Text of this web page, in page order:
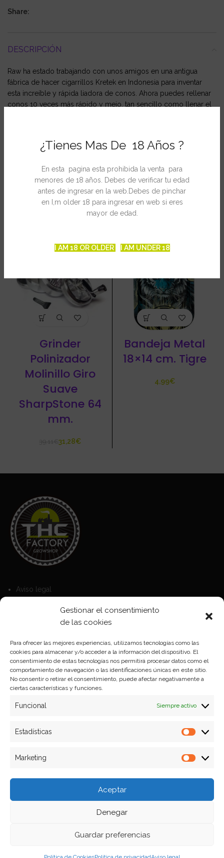
¿Tienes Mas De 18 Años ?
En esta pagina esta prohibida la venta para
menores de 18 años. Debes de verificar tu edad
antes de ingresar en la web.Debes de pinchar
en I,m older 18 para ingresar en web si eres
mayor de edad.
I AM 18 OR OLDER I AM UNDER 18
Gestionar el consentimiento
de las cookies
Para ofrecer las mejores experiencias, utilizamos tecnologías como las
cookies para almacenar y/o acceder a la información del dispositivo. El
consentimiento de estas tecnologías nos permitirá procesar datos como el
comportamiento de navegación o las identificaciones únicas en este sitio.
No consentir o retirar el consentimiento, puede afectar negativamente a
ciertas características y funciones.
Funcional Siempre activo
Estadísticas
Marketing
Aceptar
Denegar
Guardar preferencias
Share:
DESCRIPCIÓN
Raw ha estado trabajando con unos amigos en una antigua
fábrica de hacer cigarrillos Kretek en Indonesia para inventar
esta increíble y rápida liadora de conos. Ahora puedes rellenar
conos 10 veces más rápido y mejo, tan sencillo como llenar el
PRODUCTOS RELACIONADOS
Grinder
Polinizador
Molinillo Giro
Suave
SharpStone 64
mm.
31,28€
Bandeja Metal
18×14 cm. Tigre
€
Aviso legal
Política de privacidad
Formas de pago
Plazos y condiciones de envio
Politica de devoluciones